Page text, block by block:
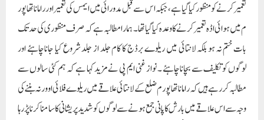
تعمیر کرنے کو منظور کیا گیا ہے ، جبکہ اس سے قبل مدورائی میں ایمس کی تعمیر اور راماناتھا پور
م میں ہوائی اڈہ تعمیر کرنے کا وعدہ کیا گیا تھا۔ ہمارا مطالبہ ہے کہ صر ف منظوری کی حد تک
بات ختم نہ ہو بلکہ لانتائی میں ریلوے برڈج کا کام جلد از جلد شروع کیا جانا چاہئے اور
لوگوں کو تکلیف سے بچانا چاہئے ۔ نواز غنی ایم پی نے مزید کہا ہے کہ ہم کئی سالوں سے
مطالبہ کررہے ہیں کہ راماناتھا پورم ضلع کے لانتائی علاقے میں ریلوے فلائی اوور نہ بننے کی
وجہ سے اس علاقے میں بارش کا پانی جمع ہونے سے لوگوں کو شدید پریشانی کا سامنا کرنا پڑ رہا